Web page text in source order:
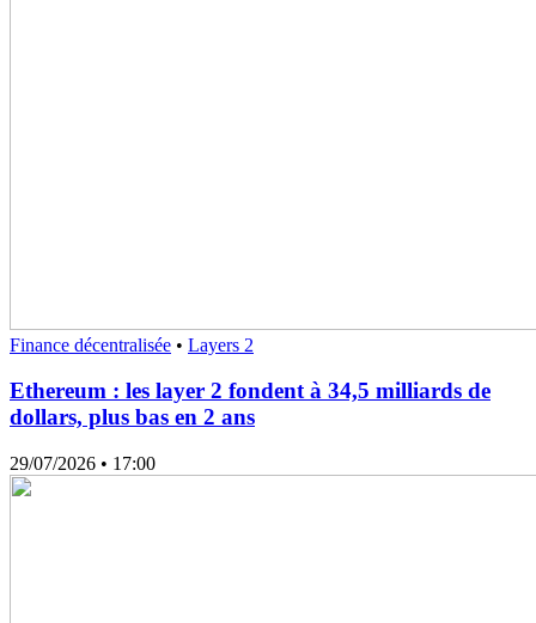
Finance décentralisée • Layers 2
Ethereum : les layer 2 fondent à 34,5 milliards de
dollars, plus bas en 2 ans
29/07/2026 • 17:00